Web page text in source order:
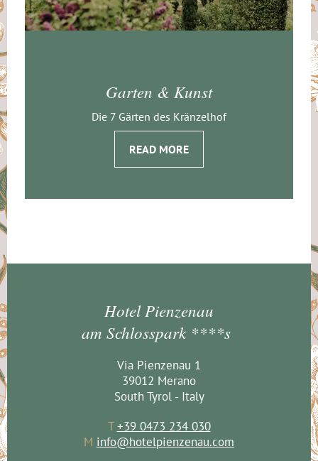
Garten & Kunst
Die 7 Gärten des Kränzelhof
READ MORE
Hotel Pienzenau
am Schlosspark ****s
Via Pienzenau 1
39012 Merano
South Tyrol - Italy
T+39 0473 234 030
M info@hotelpienzenau.com